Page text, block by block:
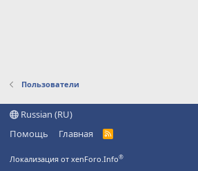
Пользователи
Russian (RU)
Помощь
Главная
R
Локализация от xenForo.Info®